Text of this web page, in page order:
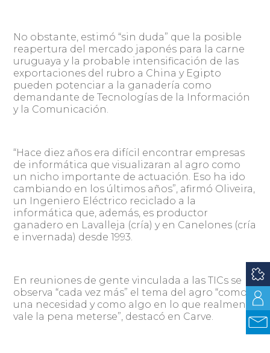
No obstante, estimó “sin duda” que la posible
reapertura del mercado japonés para la carne
uruguaya y la probable intensificación de las
exportaciones del rubro a China y Egipto
pueden potenciar a la ganadería como
demandante de Tecnologías de la Información
y la Comunicación.
“Hace diez años era difícil encontrar empresas
de informática que visualizaran al agro como
un nicho importante de actuación. Eso ha ido
cambiando en los últimos años”, afirmó Oliveira,
un Ingeniero Eléctrico reciclado a la
informática que, además, es productor
ganadero en Lavalleja (cría) y en Canelones (cría
e invernada) desde 1993.
En reuniones de gente vinculada a las TICs se
observa “cada vez más” el tema del agro “como
una necesidad y como algo en lo que realmente
vale la pena meterse”, destacó en Carve.